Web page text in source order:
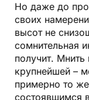
Но даже до
своих
высот не
сомнительная
получит.
крупнейшей –
примерно то
состоявшимся